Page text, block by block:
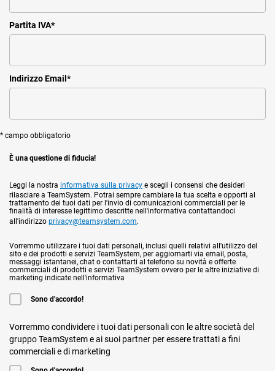
Partita IVA*
Indirizzo Email *
* campo obbligatorio
È una questione di fiducia!
Leggi la nostra informativa sulla privacy e scegli i consensi che desideri
rilasciare a TeamSystem. Potrai sempre cambiare la tua scelta e opporti al
trattamento dei tuoi dati per l'invio di comunicazioni commerciali per le
finalità di interesse legittimo descritte nell'informativa contattandoci
all'indirizzo privacy@teamsystem.com.
Vorremmo utilizzare i tuoi dati personali, inclusi quelli relativi all'utilizzo del
sito e dei prodotti e servizi TeamSystem, per aggiornarti via email, posta,
messaggi istantanei, chat o contattarti al telefono su novità e offerte
commerciali di prodotti e servizi TeamSystem ovvero per le altre iniziative di
marketing indicate nell'informativa
Sono d'accordo!
Vorremmo condividere i tuoi dati personali con le altre società del
gruppo TeamSystem e ai suoi partner per essere trattati a fini
commerciali e di marketing